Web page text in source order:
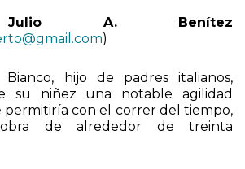
Julio A. Benítez
hijo de padres italianos,
su niñez una notable agilidad
permitiría con el correr del tiempo,
de alrededor de treinta